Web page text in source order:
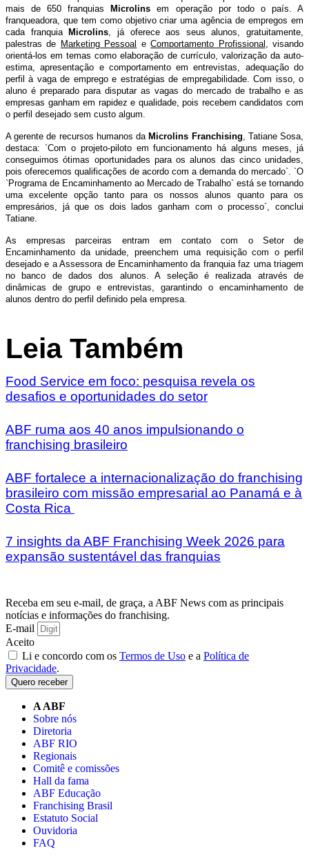
mais de 650 franquias
Microlins em operação por todo o país. A
franqueadora, que tem como objetivo criar uma agência de empregos em
cada franquia Microlins, já oferece aos seus alunos, gratuitamente,
palestras de Marketing Pessoal eComportamento Profissional , visando
orientá-los em temas como elaboração de currículo, valorização da auto-
estima, apresentação e comportamento em entrevistas, adequação do
perfil à vaga de emprego e estratégias de empregabilidade. Com isso, o
aluno é preparado para disputar as vagas do mercado de trabalho e as
empresas ganham em rapidez e qualidade, pois recebem candidatos com
o perfil desejado sem custo algum.
A gerente de recursos humanos da Microlins Franchising, Tatiane Sosa,
destaca: `Com o projeto-piloto em funcionamento há alguns meses, já
conseguimos ótimas oportunidades para os alunos das cinco unidades,
pois oferecemos qualificações de acordo com a demanda do mercado`. `O
`Programa de Encaminhamento ao Mercado de Trabalho` está se tornando
uma excelente opção tanto para os nossos alunos quanto para os
empresários, já que os dois lados ganham com o processo`, conclui
Tatiane.
As empresas parceiras entram em contato com o Setor de
Encaminhamento da unidade, preenchem uma requisição com o perfil
desejado e a Assessora de Encaminhamento da franquia faz uma triagem
no banco de dados dos alunos. A seleção é realizada através de
dinâmicas de grupo e entrevistas, garantindo o encaminhamento de
alunos dentro do perfil definido pela empresa.
Leia Também
Food Service em foco: pesquisa revela os
desafios e oportunidades do setor
ABF ruma aos 40 anos impulsionando o
franchising brasileiro
ABF fortalece a internacionalização do franchising
brasileiro com missão empresarial ao Panamá e à
Costa Rica
7 insights da ABF Franchising Week 2026 para
expansão sustentável das franquias
Receba em seu e-mail, de graça, a ABF News com as principais
notícias e informações do franchising.
E-mail
Aceito
Li e concordo com os Termos de Uso e a Política de
Privacidade.
Quero receber
A ABF
Sobre nós
Diretoria
ABF RIO
Regionais
Comitê e comissões
Hall da fama
ABF Educação
Franchising Brasil
Estatuto Social
Ouvidoria
FAQ